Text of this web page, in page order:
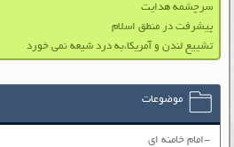
سرچشمه هدايت
پیشرفت در منطق اسلام
تشییع لندن و آمریکا،به درد شیعه نمی خورد
موضوعات
-امام خامنه ای